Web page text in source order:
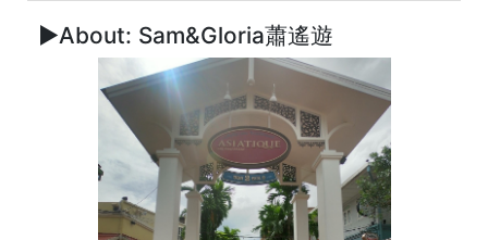
►About: Sam&Gloria蕭遙遊